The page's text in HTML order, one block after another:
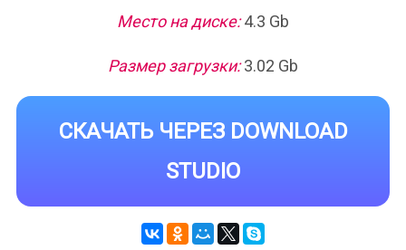
Место на диске:4.3 Gb
Размер загрузки:3.02 Gb
СКАЧАТЬ ЧЕРЕЗ DOWNLOAD
STUDIO